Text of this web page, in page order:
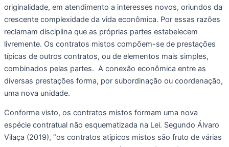
originalidade, em atendimento a interesses novos, oriundos da
crescente complexidade da vida econômica. Por essas razões
reclamam disciplina que as próprias partes estabelecem
livremente. Os contratos mistos compõem-se de prestações
típicas de outros contratos, ou de elementos mais simples,
combinados pelas partes.  A conexão econômica entre as
diversas prestações forma, por subordinação ou coordenação,
uma nova unidade.
Conforme visto, os contratos mistos formam uma nova
espécie contratual não esquematizada na Lei. Segundo Álvaro
Vilaça (2019), “os contratos atípicos mistos são fruto de várias